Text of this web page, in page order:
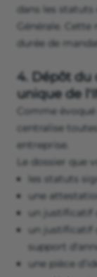
dans les statuts
Générale.
durée de
4. Dépôt du
unique de
Comme
centralise
entreprise.
Le dossier que
les statuts
une
un justificatif
un justificatif
support
une pièce